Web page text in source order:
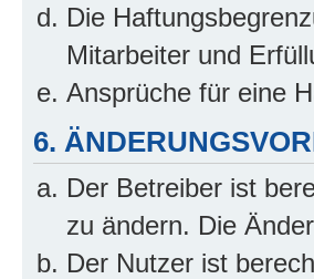
Die
Mitarbeiter und
Ansprüche für eine
6.
Der Betreiber ist
zu ändern. Die
Der Nutzer ist